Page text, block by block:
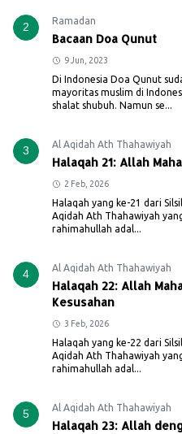
2 Ramadan
Bacaan Doa Qunut
9 Jun, 2023
Di Indonesia Doa Qunut
mayoritas muslim di
shalat shubuh. Namun se...
3 Al Aqidah Ath Thahawiyah
Halaqah 21: Allah
2 Feb, 2026
Halaqah yang ke-21 dari
Aqidah Ath Thahawiyah
rahimahullah adal...
4 Al Aqidah Ath Thahawiyah
Halaqah 22: Allah
Kesusahan
3 Feb, 2026
Halaqah yang ke-22 dari
Aqidah Ath Thahawiyah
rahimahullah adal...
5 Al Aqidah Ath Thahawiyah
Halaqah 23: Allah